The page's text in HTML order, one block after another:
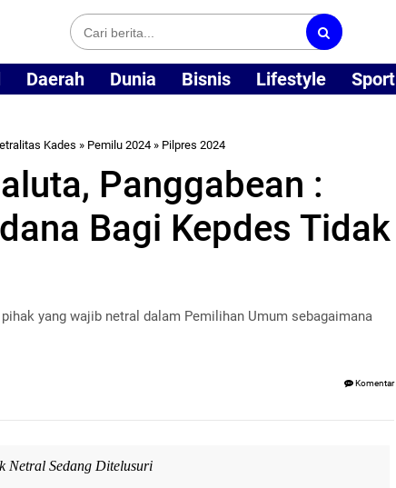
Daerah Dunia Bisnis Lifestyle Sport
Kades » Pemilu 2024 » Pilpres 2024
Panggabean :
Bagi Kepdes Tidak
yang wajib netral dalam Pemilihan Umum sebagaimana
Komentar
Netral Sedang Ditelusuri